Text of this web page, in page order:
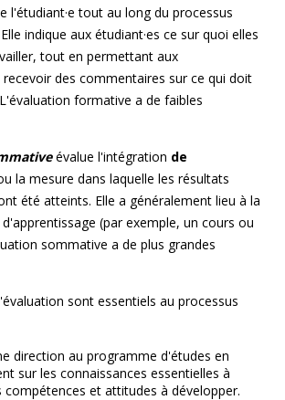
l'étudiant·e tout au long du processus
indique aux étudiant·es ce sur quoi elles
tout en permettant aux
recevoir des commentaires sur ce qui doit
formative a de faibles
évalue l'intégration de
la mesure dans laquelle les résultats
été atteints. Elle a généralement lieu à la
(par exemple, un cours ou
sommative a de plus grandes
sont essentiels au processus
direction au programme d'études en
sur les connaissances essentielles à
compétences et attitudes à développer.